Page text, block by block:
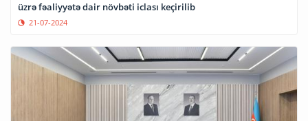
üzrə fəaliyyətə dair növbəti iclası keçirilib
21-07-2024